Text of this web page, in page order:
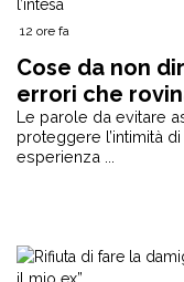
12 ore fa
Cose da non
errori che
Le parole da evitare
proteggere l’intimità
esperienza ...